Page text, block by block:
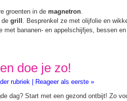
groenten in de magnetron.
de grill . Besprenkel ze met olijfolie en
met bananen- en appelschijfjes, bessen
doe je zo!
rubriek
Reageer als eerste »
dag? Start met een gezond ontbijt! Zo